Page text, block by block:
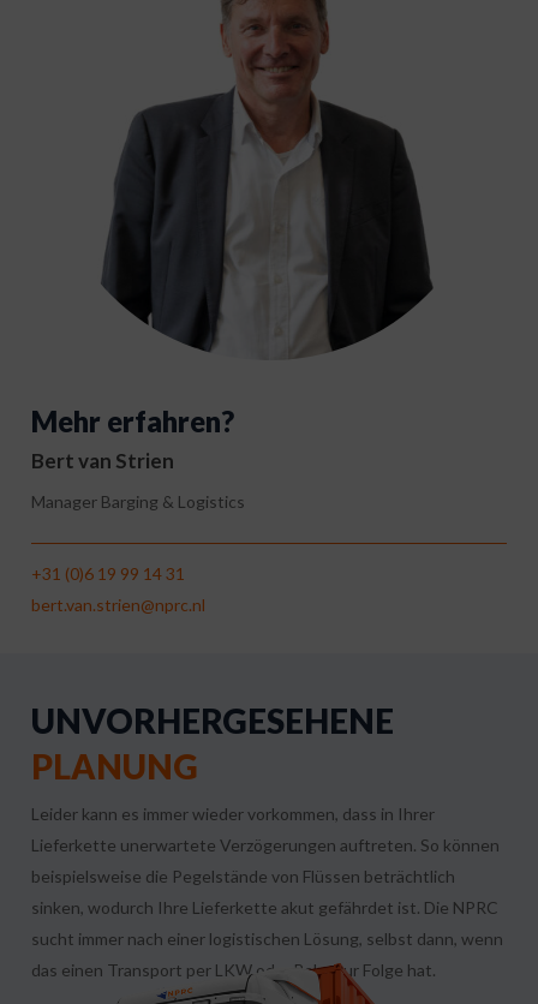
Mehr erfahren?
Bert van Strien
Manager Barging & Logistics
+31 (0)6 19 99 14 31
bert.van.strien@nprc.nl
UNVORHERGESEHENE
PLANUNG
Leider kann es immer wieder vorkommen, dass in Ihrer
Lieferkette unerwartete Verzögerungen auftreten. So können
beispielsweise die Pegelstände von Flüssen beträchtlich
sinken, wodurch Ihre Lieferkette akut gefährdet ist. Die NPRC
sucht immer nach einer logistischen Lösung, selbst dann, wenn
das einen Transport per LKW oder Bahn zur Folge hat.